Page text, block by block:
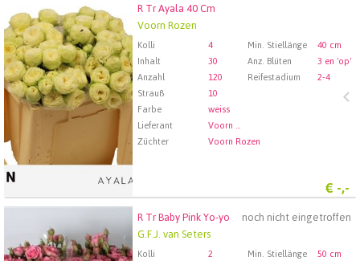
R Tr Ayala 40 Cm
Voorn Rozen
Kolli 4 Min. Stiellänge
40 cm
Inhalt
30 Anz. Blüten
3 en 'op'
Anzahl
120 Reifestadium
2-4
Strauß
10
Farbe
weiss
Lieferant
Voorn Rozen
Züchter
Voorn Rozen
€ -,-
R Tr Ayala 40 Cm
Wählen Sie zuerst ein Abfartdatum.
noch nicht eingetroffen
R Tr Baby Pink Yo-yo
G.F.J. van Seters
Kolli 2 Min. Stiellänge
50 cm
Wählen Sie zuerst ein Abfartdatum.